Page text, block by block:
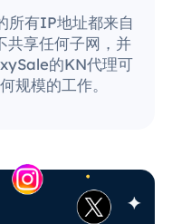
所有IP地址都来自
共享任何子网，并
的KN代理可
规模的工作。